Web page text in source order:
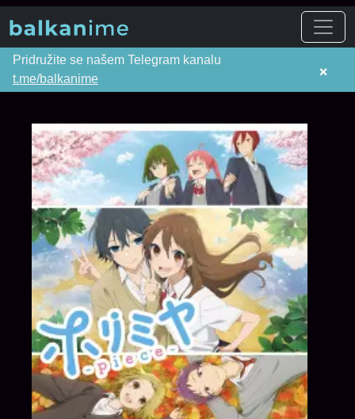
Pridružite se našem Telegram kanalu
t.me/balkanime
×